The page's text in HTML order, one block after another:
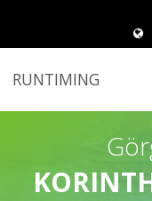
RUNTIMING